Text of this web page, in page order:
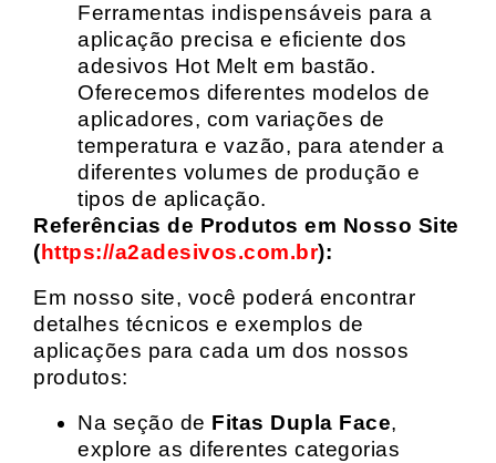
Ferramentas indispensáveis para a
aplicação precisa e eficiente dos
adesivos Hot Melt em bastão.
Oferecemos diferentes modelos de
aplicadores, com variações de
temperatura e vazão, para atender a
diferentes volumes de produção e
tipos de aplicação.
Referências de Produtos em Nosso Site
(https://a2adesivos.com.br):
Em nosso site, você poderá encontrar
detalhes técnicos e exemplos de
aplicações para cada um dos nossos
produtos:
Na seção de Fitas Dupla Face,
explore as diferentes categorias